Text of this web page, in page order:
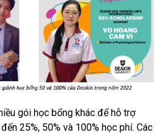
gói học bổng khác để hỗ trợ
25%, 50% và 100% học phí. Các